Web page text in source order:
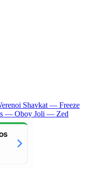
Shavkat — Freeze
— Oboy Joli — Zed